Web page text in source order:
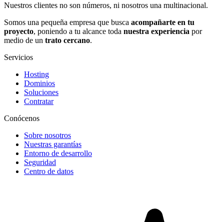
Nuestros clientes no son números, ni nosotros una multinacional.
Somos una pequeña empresa que busca acompañarte en tu
proyecto, poniendo a tu alcance toda nuestra experiencia por
medio de un trato cercano.
Servicios
Hosting
Dominios
Soluciones
Contratar
Conócenos
Sobre nosotros
Nuestras garantías
Entorno de desarrollo
Seguridad
Centro de datos